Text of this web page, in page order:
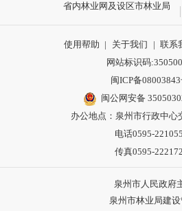
省内林业网及设区市林业局
使用帮助 | 关于我们 | 联系
网站标识码
闽ICP备
闽公网安备
办公地点：泉州市行政中心
电话0595-
传真0595-
泉州市人民政府
泉州市林业局建